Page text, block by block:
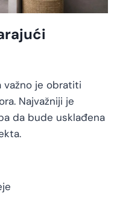
važno je obratiti
Najvažniji je
da bude usklađena